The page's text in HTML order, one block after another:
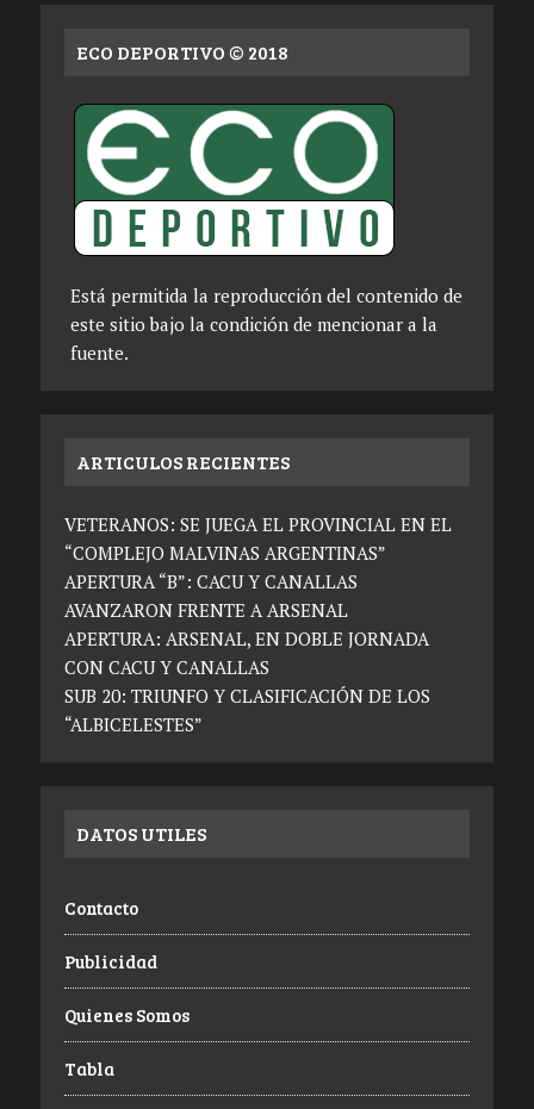
ECO DEPORTIVO © 2018
Está permitida la reproducción del contenido de
este sitio bajo la condición de mencionar a la
fuente.
ARTICULOS RECIENTES
VETERANOS: SE JUEGA EL PROVINCIAL EN EL
“COMPLEJO MALVINAS ARGENTINAS”
APERTURA “B”: CACU Y CANALLAS
AVANZARON FRENTE A ARSENAL
APERTURA: ARSENAL, EN DOBLE JORNADA
CON CACU Y CANALLAS
SUB 20: TRIUNFO Y CLASIFICACIÓN DE LOS
“ALBICELESTES”
DATOS UTILES
Contacto
Publicidad
Quienes Somos
Tabla